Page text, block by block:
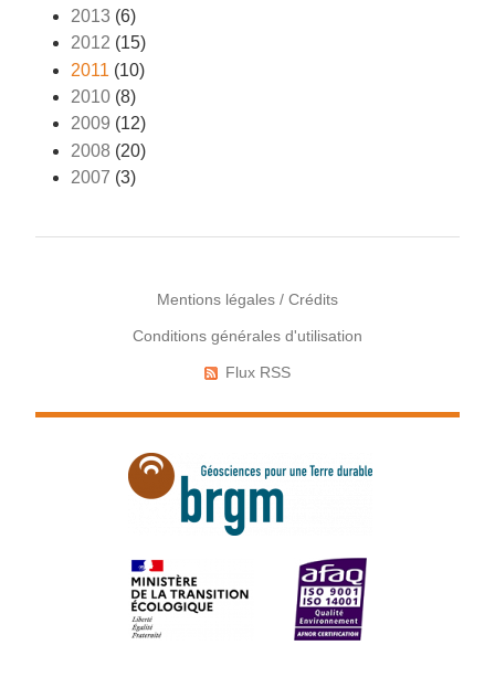
2013 (6)
2012 (15)
2011 (10)
2010 (8)
2009 (12)
2008 (20)
2007 (3)
de
Mentions légales / Crédits
Conditions générales d'utilisation
Flux RSS